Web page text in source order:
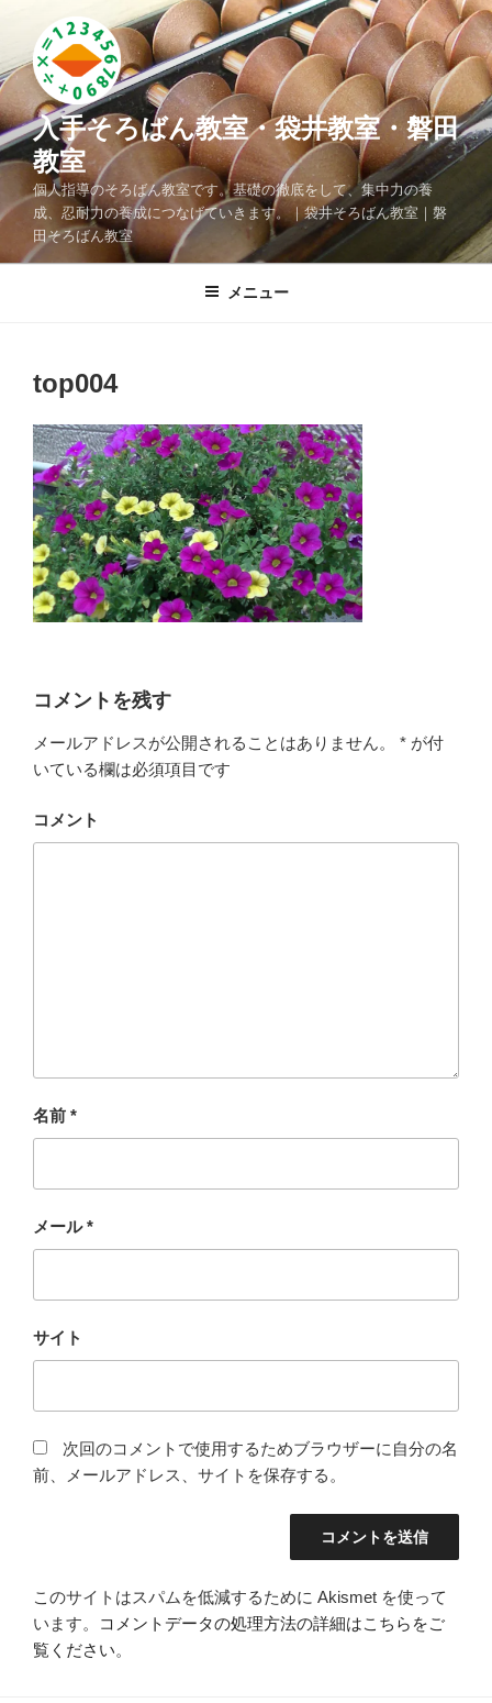
テ
ン
ツ
へ
ス
ッ
入手そろばん教室・袋井教室・磐田
教室
個人指導のそろばん教室です。基礎の徹底をして、集中力の養
成、忍耐力の養成につなげていきます。｜袋井そろばん教室｜磐
田そろばん教室
メニュー
top004
コメントを残す
メールアドレスが公開されることはありません。 * が付
いている欄は必須項目です
コメント
名前 *
メール*
サイト
次回のコメントで使用するためブラウザーに自分の名
前、メールアドレス、サイトを保存する。
このサイトはスパムを低減するために Akismet を使って
います。
コメントデータの処理方法の詳細はこちらをご
覧ください。